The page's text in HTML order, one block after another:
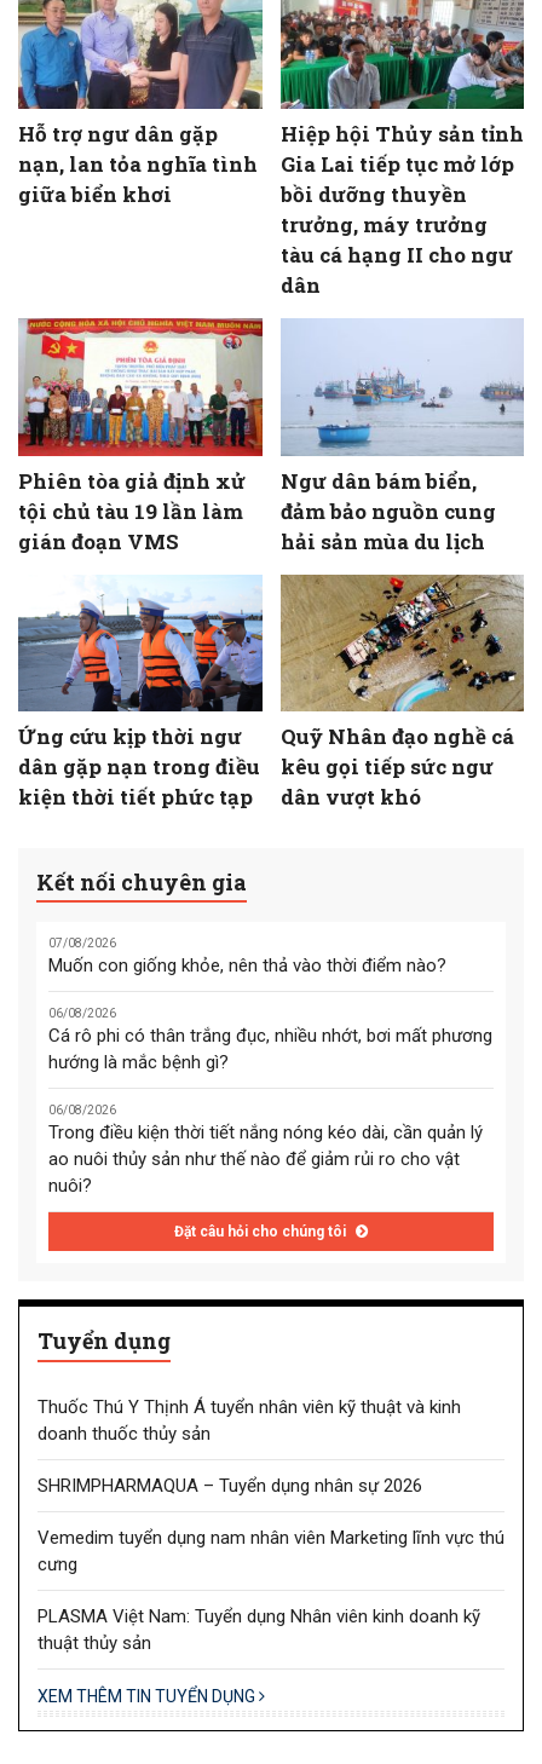
Hỗ trợ ngư dân gặp
nạn, lan tỏa nghĩa tình
giữa biển khơi
Hiệp hội Thủy sản tỉnh
Gia Lai tiếp tục mở lớp
bồi dưỡng thuyền
trưởng, máy trưởng
tàu cá hạng II cho ngư
dân
Phiên tòa giả định xử
tội chủ tàu 19 lần làm
gián đoạn VMS
Ngư dân bám biển,
đảm bảo nguồn cung
hải sản mùa du lịch
Ứng cứu kịp thời ngư
dân gặp nạn trong điều
kiện thời tiết phức tạp
Quỹ Nhân đạo nghề cá
kêu gọi tiếp sức ngư
dân vượt khó
Kết nối chuyên gia
07/08/2026
Muốn con giống khỏe, nên thả vào thời điểm nào?
06/08/2026
Cá rô phi có thân trắng đục, nhiều nhớt, bơi mất phương
hướng là mắc bệnh gì?
06/08/2026
Trong điều kiện thời tiết nắng nóng kéo dài, cần quản lý
ao nuôi thủy sản như thế nào để giảm rủi ro cho vật
nuôi?
Đặt câu hỏi cho chúng tôi
Tuyển dụng
Thuốc Thú Y Thịnh Á tuyển nhân viên kỹ thuật và kinh
doanh thuốc thủy sản
SHRIMPHARMAQUA – Tuyển dụng nhân sự 2026
Vemedim tuyển dụng nam nhân viên Marketing lĩnh vực thú
cưng
PLASMA Việt Nam: Tuyển dụng Nhân viên kinh doanh kỹ
thuật thủy sản
XEM THÊM TIN TUYỂN DỤNG